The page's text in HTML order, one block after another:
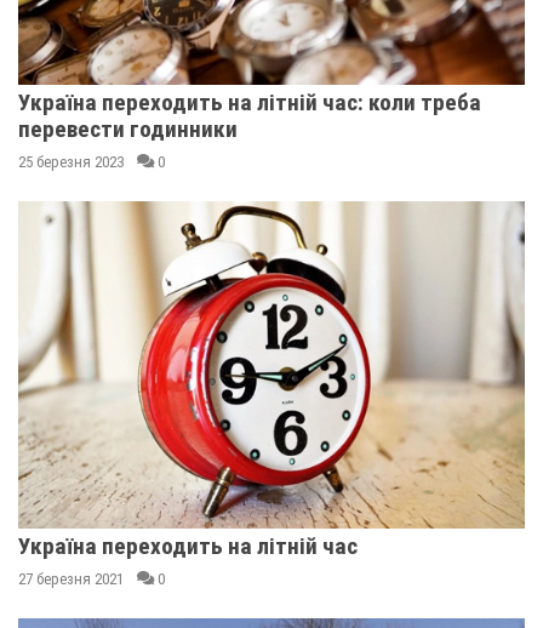
Україна переходить на літній час: коли треба
перевести годинники
25 березня 2023 0
Україна переходить на літній час
27 березня 2021 0